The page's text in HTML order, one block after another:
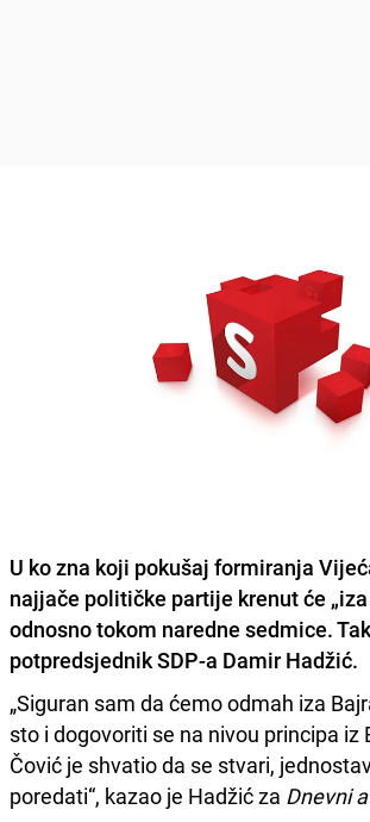
U ko zna koji pokušaj formiranja
najjače političke partije krenut će „iza
odnosno tokom naredne sedmice.
potpredsjednik SDP-a Damir Hadžić.
„Siguran sam da ćemo odmah iza
sto i dogovoriti se na nivou principa iz
Čović je shvatio da se stvari,
poredati“, kazao je Hadžić za Dnevni